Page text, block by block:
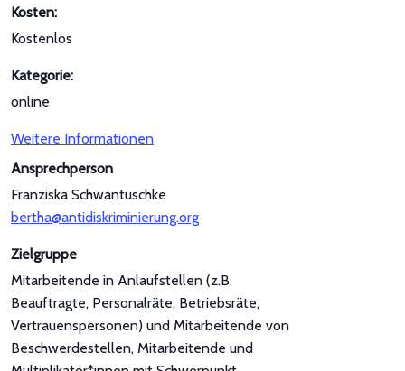
Kosten:
Kostenlos
Kategorie:
online
Weitere Informationen
Ansprechperson
Franziska Schwantuschke
bertha@antidiskriminierung.org
Zielgruppe
Mitarbeitende in Anlaufstellen (z.B.
Beauftragte, Personalräte, Betriebsräte,
Vertrauenspersonen) und Mitarbeitende von
Beschwerdestellen, Mitarbeitende und